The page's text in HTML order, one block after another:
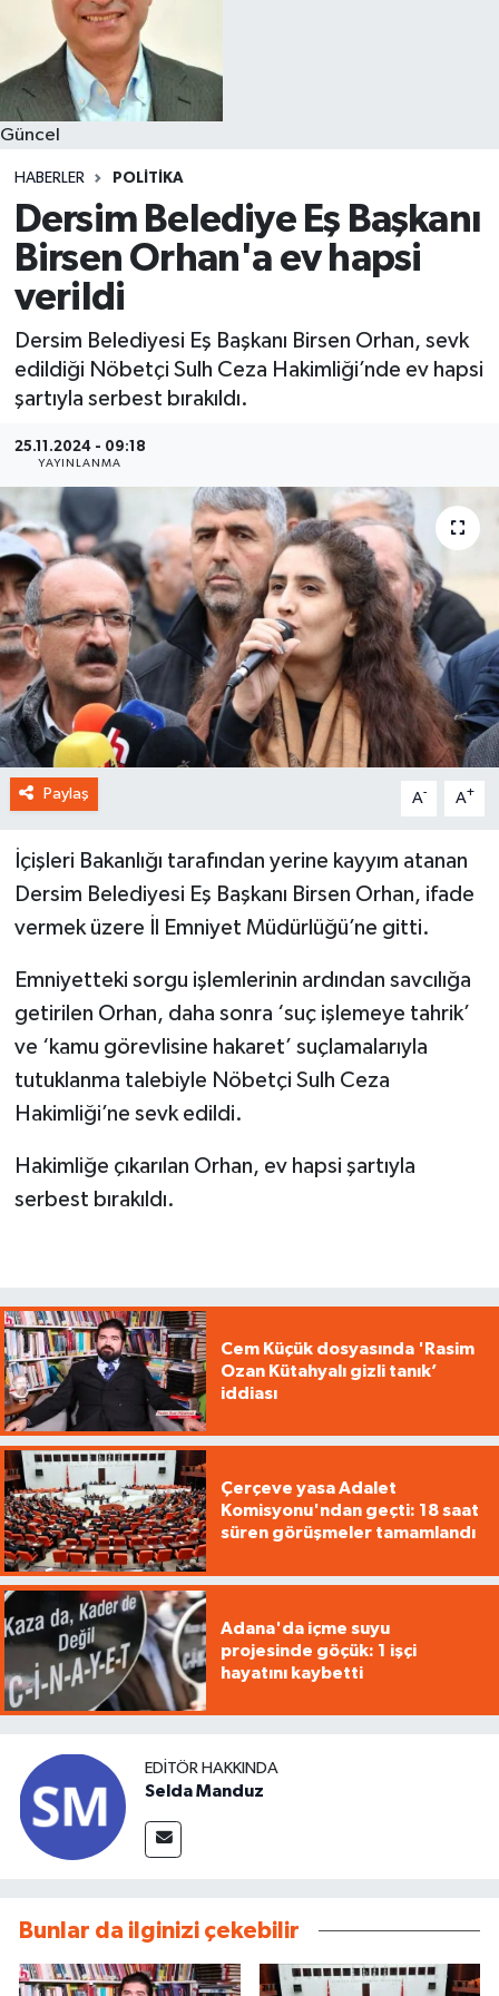
Güncel
HABERLER POLITIKA
Dersim Belediye Eş Başkanı
Birsen Orhan'a ev hapsi
verildi
Dersim Belediyesi Eş Başkanı Birsen Orhan, sevk
edildiği Nöbetçi Sulh Ceza Hakimliği’nde ev hapsi
şartıyla serbest bırakıldı.
25.11.2024 - 09:18
YAYINLANMA
Paylaş A- A+
İçişleri Bakanlığı tarafından yerine kayyım atanan
Dersim Belediyesi Eş Başkanı Birsen Orhan, ifade
vermek üzere İl Emniyet Müdürlüğü’ne gitti.
Emniyetteki sorgu işlemlerinin ardından savcılığa
getirilen Orhan, daha sonra ‘suç işlemeye tahrik’
ve ‘kamu görevlisine hakaret’ suçlamalarıyla
tutuklanma talebiyle Nöbetçi Sulh Ceza
Hakimliği’ne sevk edildi.
Hakimliğe çıkarılan Orhan, ev hapsi şartıyla
serbest bırakıldı.
Cem Küçük dosyasında 'Rasim
Ozan Kütahyalı gizli tanık’
iddiası
Çerçeve yasa Adalet
Komisyonu'ndan geçti: 18 saat
süren görüşmeler tamamlandı
Adana'da içme suyu
projesinde göçük: 1 işçi
hayatını kaybetti
EDITÖR HAKKINDA
Selda Manduz
Bunlar da ilginizi çekebilir